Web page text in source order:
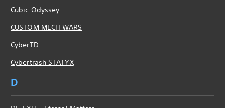
Cubic Odyssey
CUSTOM MECH WARS
CyberTD
Cybertrash STATYX
D